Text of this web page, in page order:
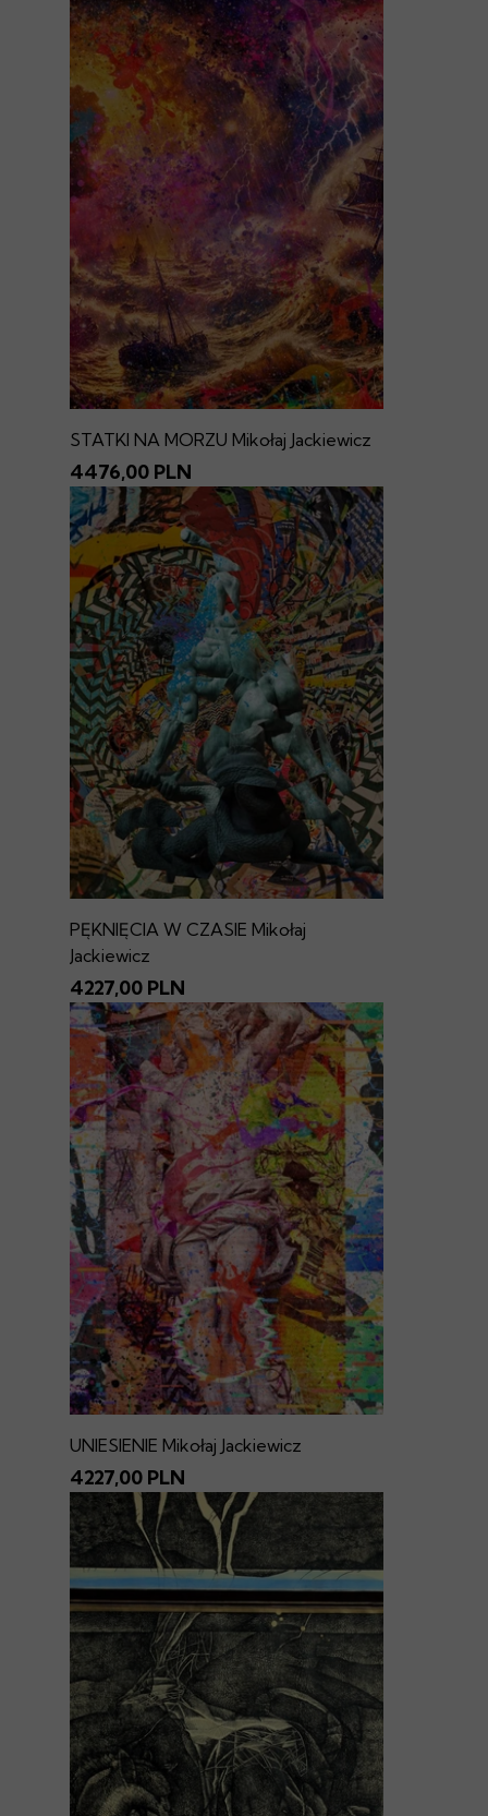
STATKI NA MORZU Mikołaj Jackiewicz
4476,00 PLN
PĘKNIĘCIA W CZASIE Mikołaj
Jackiewicz
4227,00 PLN
UNIESIENIE Mikołaj Jackiewicz
4227,00 PLN